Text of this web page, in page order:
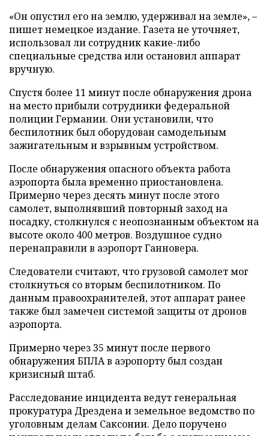
«Он опустил его на землю, удерживал на земле», –
пишет немецкое издание. Газета не уточняет,
использовал ли сотрудник какие-либо
специальные средства или остановил аппарат
вручную.
Спустя более 11 минут после обнаружения дрона
на место прибыли сотрудники федеральной
полиции Германии. Они установили, что
беспилотник был оборудован самодельным
зажигательным и взрывным устройством.
После обнаружения опасного объекта работа
аэропорта была временно приостановлена.
Примерно через десять минут после этого
самолет, выполнявший повторный заход на
посадку, столкнулся с неопознанным объектом на
высоте около 400 метров. Воздушное судно
перенаправили в аэропорт Ганновера.
Следователи считают, что грузовой самолет мог
столкнуться со вторым беспилотником. По
данным правоохранителей, этот аппарат ранее
также был замечен системой защиты от дронов
аэропорта.
Примерно через 35 минут после первого
обнаружения БПЛА в аэропорту был создан
кризисный штаб.
Расследование инцидента ведут генеральная
прокуратура Дрездена и земельное ведомство по
уголовным делам Саксонии. Дело поручено